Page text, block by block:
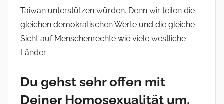
Taiwan unterstützen würden. Denn wir teilen die
gleichen demokratischen Werte und die gleiche
Sicht auf Menschenrechte wie viele westliche
Länder.
Du gehst sehr offen mit
Deiner Homosexualität um.